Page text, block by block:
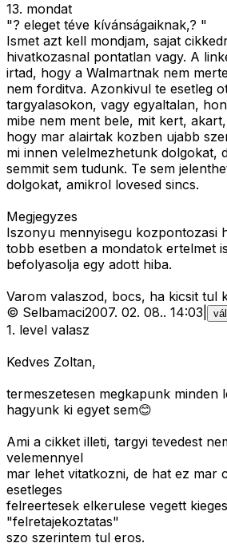
13. mondat
"? eleget téve kívánságaiknak,? "
Ismet azt kell mondjam, sajat
hivatkozasnal pontatlan vagy. A
irtad, hogy a Walmartnak nem
nem forditva. Azonkivul te esetleg
targyalasokon, vagy egyaltalan,
mibe nem ment bele, mit kert,
hogy mar alairtak kozben ujabb
mi innen velelmezhetunk dolgokat,
semmit sem tudunk. Te sem
dolgokat, amikrol lovesed sincs.
Megjegyzes
Iszonyu mennyisegu kozpontozasi
tobb esetben a mondatok ertelmet
befolyasolja egy adott hiba.
Varom valaszod, bocs, ha kicsit tul
© Selbamaci2007. 02. 08.. 14:03
1. level valasz
Kedves Zoltan,
termeszetesen megkapunk minden
hagyunk ki egyet sem😊
Ami a cikket illeti, targyi tevedest
velemennyel
mar lehet vitatkozni, de hat ez mar
esetleges
felreertesek elkerulese vegett
"felretajekoztatas"
szo szerintem tul eros.